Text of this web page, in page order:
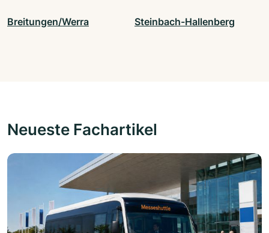
Breitungen/Werra Steinbach-Hallenberg
Neueste Fachartikel